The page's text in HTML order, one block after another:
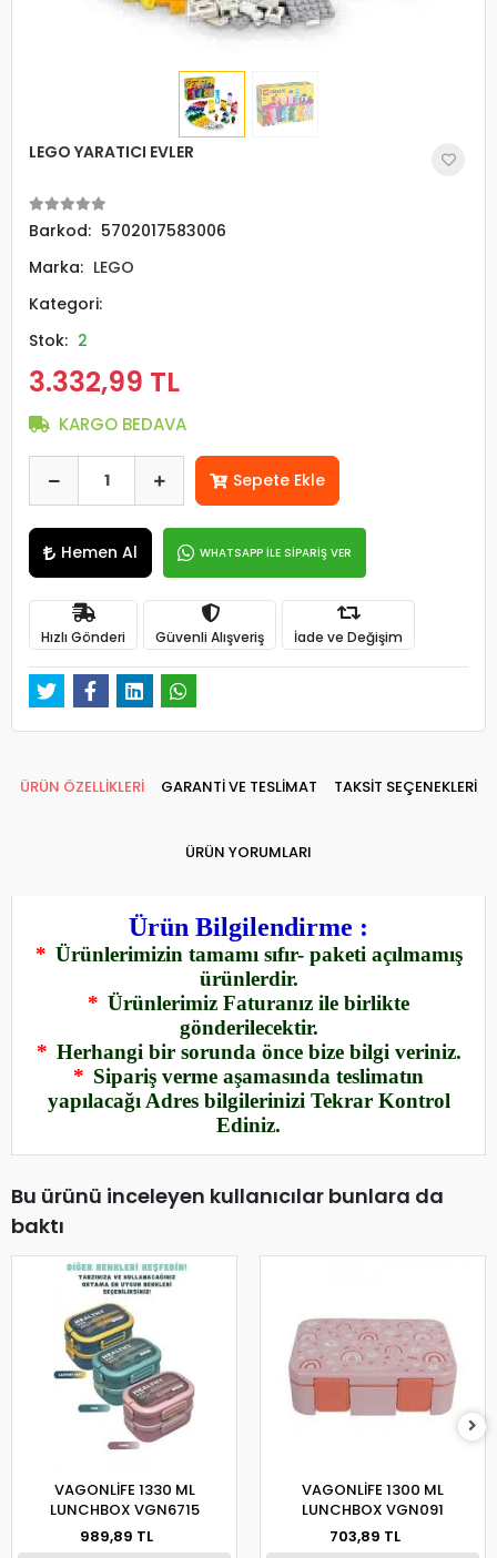
LEGO YARATICI EVLER
Barkod: 5702017583006
Marka: LEGO
Kategori:
Stok: 2
3.332,99 TL
KARGO BEDAVA
Sepete Ekle
Hemen Al WHATSAPP İLE SİPARİŞ VER
Hızlı Gönderi Güvenli Alışveriş İade ve Değişim
ÜRÜN ÖZELLİKLERİ GARANTİ VE TESLİMAT TAKSİT SEÇENEKLERİ
ÜRÜN YORUMLARI
Ürün Bilgilendirme :
* Ürünlerimizin tamamı sıfır- paketi açılmamış
ürünlerdir.
* Ürünlerimiz Faturanız ile birlikte
gönderilecektir.
* Herhangi bir sorunda önce bize bilgi veriniz.
* Sipariş verme aşamasında teslimatın
yapılacağı Adres bilgilerinizi Tekrar Kontrol
Ediniz.
Bu ürünü inceleyen kullanıcılar bunlara da
baktı
VAGONLİFE 1330 ML
LUNCHBOX VGN6715
989,89 TL
VAGONLİFE 1300 ML
LUNCHBOX VGN091
703,89 TL